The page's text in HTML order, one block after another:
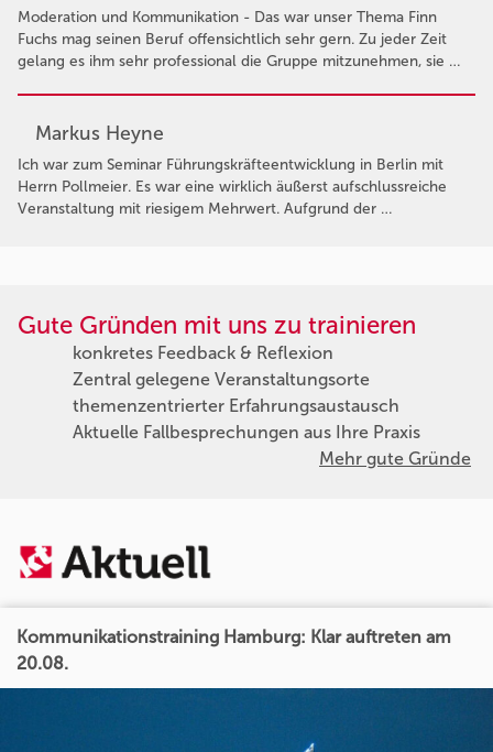
Moderation und Kommunikation - Das war unser Thema Finn
Fuchs mag seinen Beruf offensichtlich sehr gern. Zu jeder Zeit
gelang es ihm sehr professional die Gruppe mitzunehmen, sie …
Markus Heyne
Ich war zum Seminar Führungskräfteentwicklung in Berlin mit
Herrn Pollmeier. Es war eine wirklich äußerst aufschlussreiche
Veranstaltung mit riesigem Mehrwert. Aufgrund der …
Gute Gründen mit uns zu trainieren
konkretes Feedback & Reflexion
Zentral gelegene Veranstaltungsorte
themenzentrierter Erfahrungsaustausch
Aktuelle Fallbesprechungen aus Ihre Praxis
Mehr gute Gründe
Kommunikationstraining Hamburg: Klar auftreten am
20.08.